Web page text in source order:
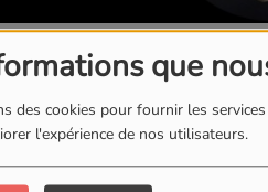
que
des cookies pour fournir les
l'expérience de nos utilisateurs.
1241 VUES